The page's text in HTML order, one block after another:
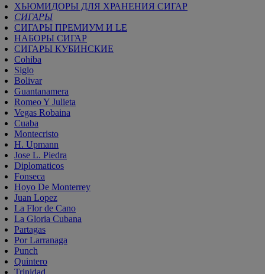
ХЬЮМИДОРЫ ДЛЯ ХРАНЕНИЯ СИГАР
СИГАРЫ
СИГАРЫ ПРЕМИУМ И LE
НАБОРЫ СИГАР
СИГАРЫ КУБИНСКИЕ
Cohiba
Siglo
Bolivar
Guantanamera
Romeo Y Julieta
Vegas Robaina
Cuaba
Montecristo
H. Upmann
Jose L. Piedra
Diplomaticos
Fonseca
Hoyo De Monterrey
Juan Lopez
La Flor de Cano
La Gloria Cubana
Partagas
Por Larranaga
Punch
Quintero
Trinidad